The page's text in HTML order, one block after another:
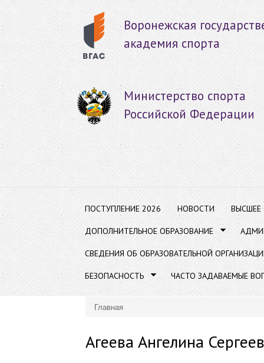
Воронежская
академия спорта
Министерство спорта
Российской Федерации
ПОСТУПЛЕНИЕ 2026 НОВОСТИ ВЫСШЕЕ
ДОПОЛНИТЕЛЬНОЕ ОБРАЗОВАНИЕ
СВЕДЕНИЯ ОБ ОБРАЗОВАТЕЛЬНОЙ
БЕЗОПАСНОСТЬ ЧАСТО ЗАДАВАЕМЫЕ
Вы здесь
Главная
Агеева Ангелина